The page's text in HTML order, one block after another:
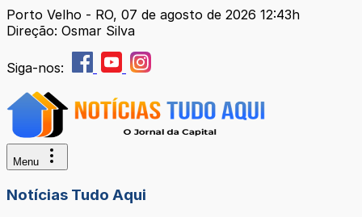
Porto Velho - RO, 07 de agosto de 2026 12:43h
Direção: Osmar Silva
Siga-nos:
Menu
Notícias Tudo Aqui